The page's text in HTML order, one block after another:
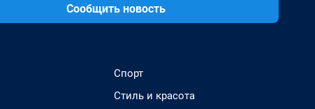
Сообщить новость
Спорт
Стиль и красота